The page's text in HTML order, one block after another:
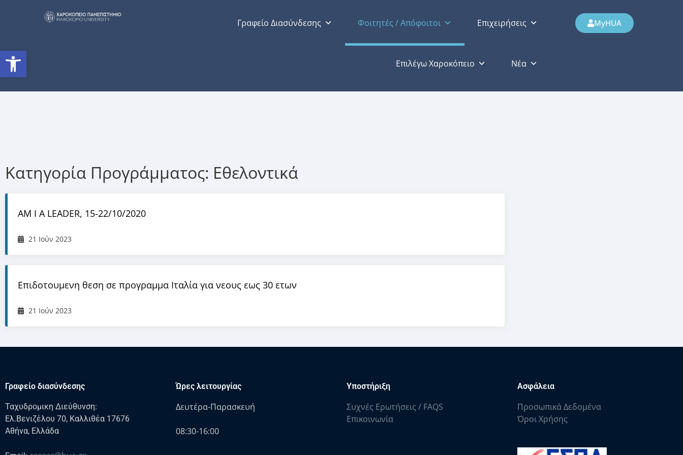
Ανοίξτε τη γραμμή εργαλείων
Γραφείο Διασύνδεσης Φοιτητές / Απόφοιτοι Επιχειρήσεις
Επιλέγω Χαροκόπειο Νέα
MyHUA
Κατηγορία Προγράμματος: Εθελοντικά
AM I A LEADER, 15-22/10/2020
21 Ιούν 2023
Επιδοτουμενη θεση σε προγραμμα Ιταλία για νεους εως 30 ετων
21 Ιούν 2023
Γραφείο διασύνδεσης
Ταχυδρομικη Διεύθυνση:
Ελ.Βενιζέλου 70, Καλλιθέα 17676
Αθήνα, Ελλάδα
Ώρες λειτουργίας
Δευτέρα-Παρασκευή
08:30-16:00
Υποστήριξη
Συχνές Ερωτήσεις / FAQS
Επικοινωνία
Ασφάλεια
Προσωπικά Δεδομένα
Όροι Χρήσης